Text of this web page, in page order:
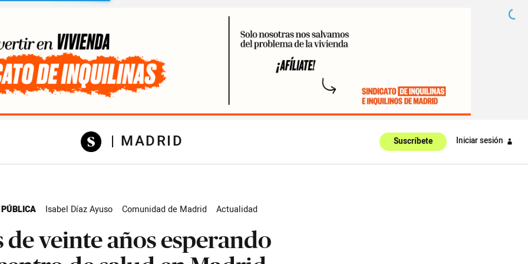
| MADRID Suscríbete Iniciar sesión
Isabel Díaz Ayuso Comunidad de Madrid Actualidad
de veinte años esperando